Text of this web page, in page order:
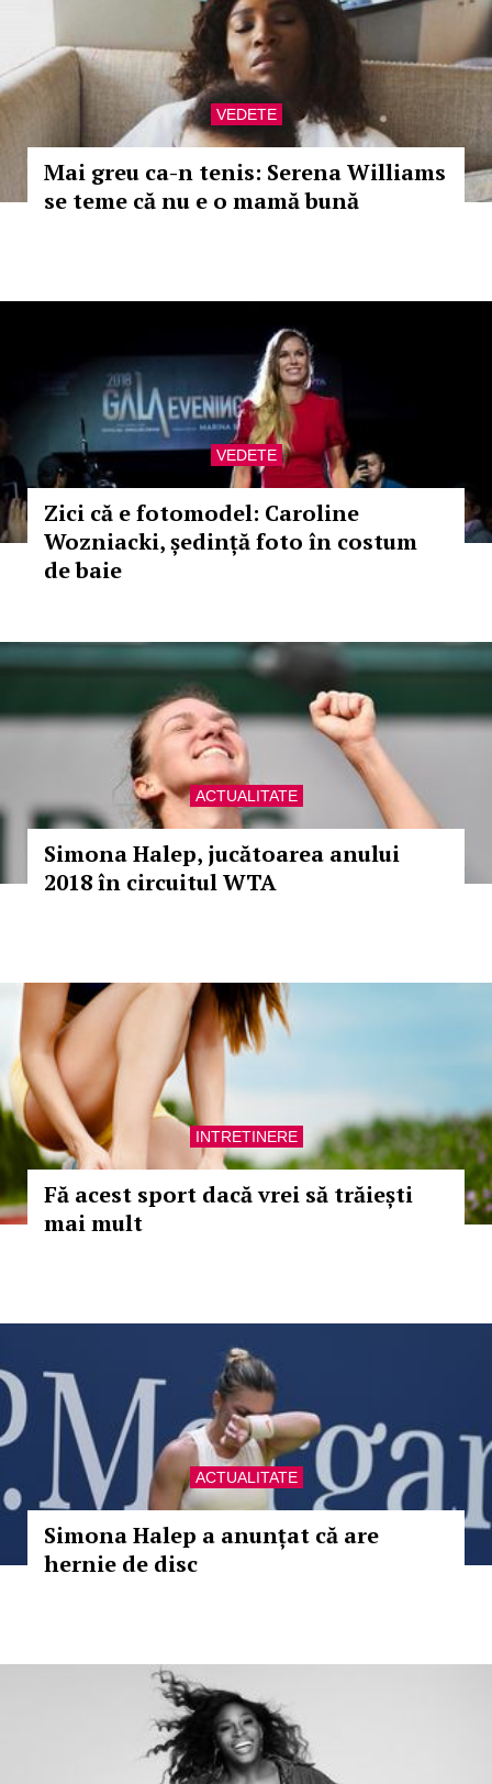
VEDETE
Mai greu ca-n tenis: Serena Williams
se teme că nu e o mamă bună
VEDETE
Zici că e fotomodel: Caroline
Wozniacki, ședință foto în costum
de baie
ACTUALITATE
Simona Halep, jucătoarea anului
2018 în circuitul WTA
INTRETINERE
Fă acest sport dacă vrei să trăiești
mai mult
ACTUALITATE
Simona Halep a anunțat că are
hernie de disc